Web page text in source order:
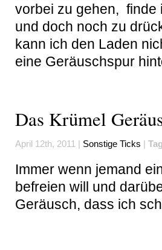
vorbei zu gehen, finde
und doch noch zu
kann ich den Laden
eine Geräuschspur
Das Krümel
April 12th, 2011 | Sonstige Ticks |
Immer wenn jemand
befreien will und
Geräusch, dass ich